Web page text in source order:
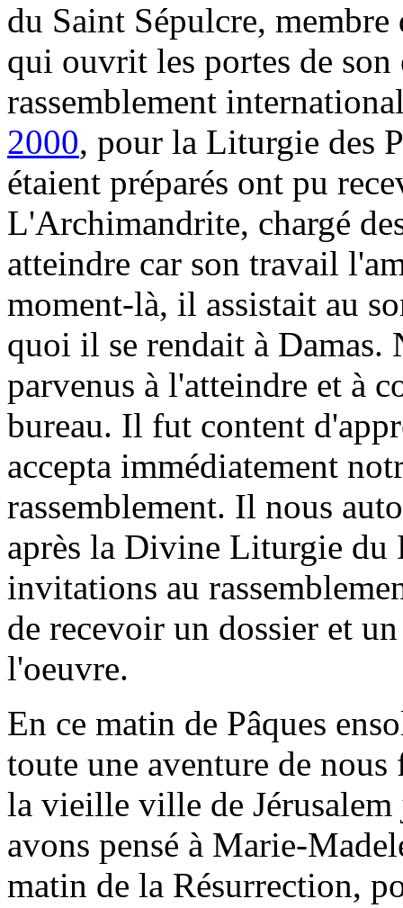
du Saint Sépulcre,
qui ouvrit les portes de
rassemblement
2000, pour la Liturgie des
étaient préparés ont pu
L'Archimandrite, chargé
atteindre car son travail
moment-là, il assistait au
quoi il se rendait à Damas.
parvenus à l'atteindre et à
bureau. Il fut content
accepta immédiatement
rassemblement. Il nous
après la Divine Liturgie du
invitations au
de recevoir un dossier et
l'oeuvre.
En ce matin de Pâques
toute une aventure de
la vieille ville de
avons pensé à Marie-
matin de la Résurrection,